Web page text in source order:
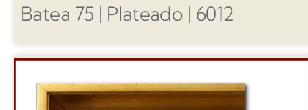
Batea 75 | Plateado | 6012